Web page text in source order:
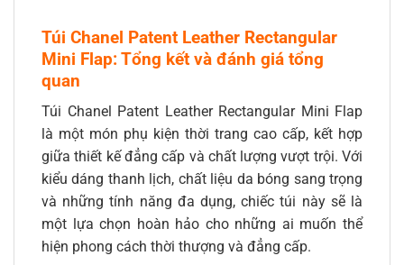
Túi Chanel Patent Leather Rectangular
Mini Flap: Tổng kết và đánh giá tổng
quan
Túi Chanel Patent Leather Rectangular Mini Flap
là một món phụ kiện thời trang cao cấp, kết hợp
giữa thiết kế đẳng cấp và chất lượng vượt trội. Với
kiểu dáng thanh lịch, chất liệu da bóng sang trọng
và những tính năng đa dụng, chiếc túi này sẽ là
một lựa chọn hoàn hảo cho những ai muốn thể
hiện phong cách thời thượng và đẳng cấp.